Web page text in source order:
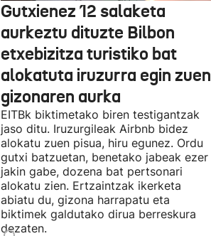
Gutxienez 12 salaketa
aurkeztu dituzte Bilbon
etxebizitza turistiko bat
alokatuta iruzurra egin zuen
gizonaren aurka
EITBk biktimetako biren testigantzak
jaso ditu. Iruzurgileak Airbnb bidez
alokatu zuen pisua, hiru egunez. Ordu
gutxi batzuetan, benetako jabeak ezer
jakin gabe, dozena bat pertsonari
alokatu zien. Ertzaintzak ikerketa
abiatu du, gizona harrapatu eta
biktimek galdutako dirua berreskura
dezaten.